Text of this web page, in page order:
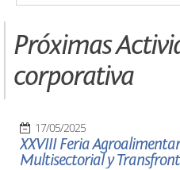
Próximas
corporativa
17/05/2025
XXVIII Feria
Multisectorial y